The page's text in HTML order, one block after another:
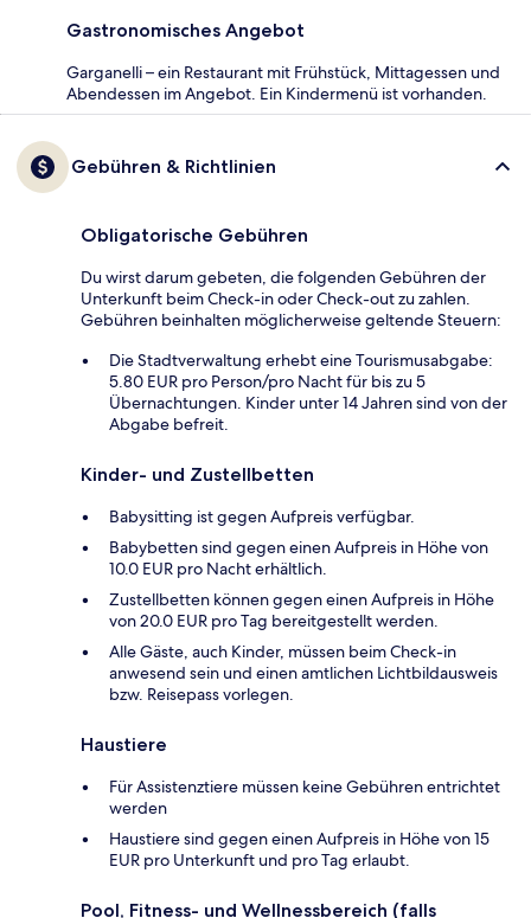
Gastronomisches Angebot
Garganelli – ein Restaurant mit Frühstück, Mittagessen und
Abendessen im Angebot. Ein Kindermenü ist vorhanden.
Gebühren & Richtlinien
Obligatorische Gebühren
Du wirst darum gebeten, die folgenden Gebühren der
Unterkunft beim Check-in oder Check-out zu zahlen.
Gebühren beinhalten möglicherweise geltende Steuern:
Die Stadtverwaltung erhebt eine Tourismusabgabe:
5.80 EUR pro Person/pro Nacht für bis zu 5
Übernachtungen. Kinder unter 14 Jahren sind von der
Abgabe befreit.
Kinder- und Zustellbetten
Babysitting ist gegen Aufpreis verfügbar.
Babybetten sind gegen einen Aufpreis in Höhe von
10.0 EUR pro Nacht erhältlich.
Zustellbetten können gegen einen Aufpreis in Höhe
von 20.0 EUR pro Tag bereitgestellt werden.
Alle Gäste, auch Kinder, müssen beim Check-in
anwesend sein und einen amtlichen Lichtbildausweis
bzw. Reisepass vorlegen.
Haustiere
Für Assistenztiere müssen keine Gebühren entrichtet
werden
Haustiere sind gegen einen Aufpreis in Höhe von 15
EUR pro Unterkunft und pro Tag erlaubt.
Pool, Fitness- und Wellnessbereich (falls